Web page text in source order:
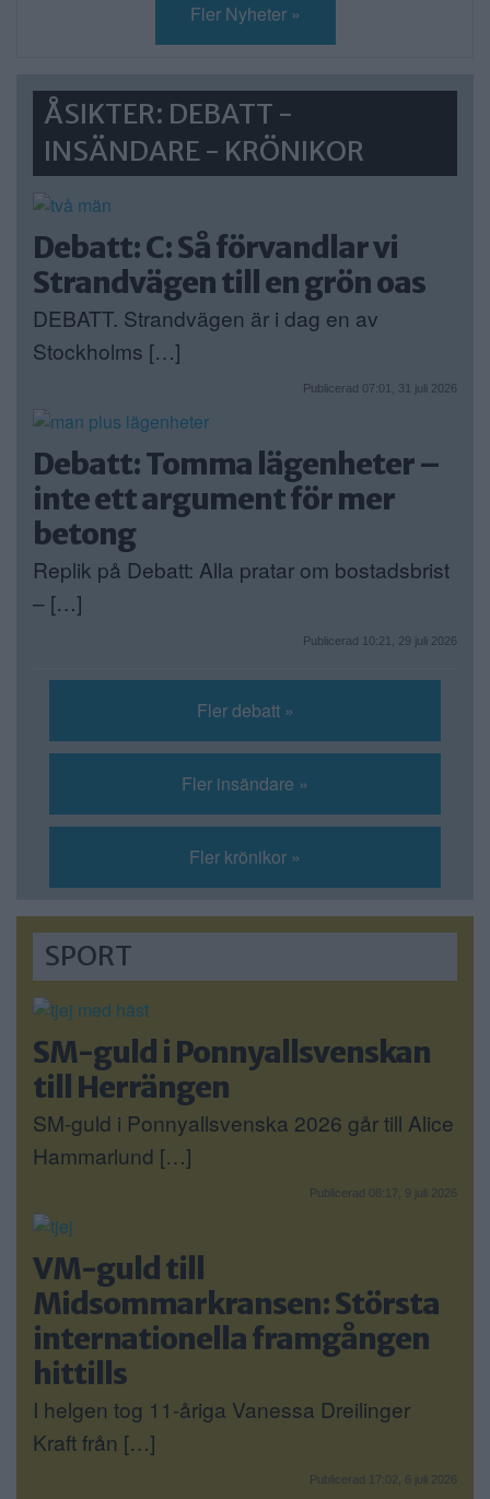
Fler Nyheter »
ÅSIKTER: DEBATT -
INSÄNDARE - KRÖNIKOR
Debatt: C: Så förvandlar vi
Strandvägen till en grön oas
DEBATT. Strandvägen är i dag en av
Stockholms […]
Publicerad 07:01, 31 juli 2026
Debatt: Tomma lägenheter –
inte ett argument för mer
betong
Replik på Debatt: Alla pratar om bostadsbrist
– […]
Publicerad 10:21, 29 juli 2026
Fler debatt »
Fler insändare »
Fler krönikor »
SPORT
SM-guld i Ponnyallsvenskan
till Herrängen
SM-guld i Ponnyallsvenska 2026 går till Alice
Hammarlund […]
Publicerad 08:17, 9 juli 2026
VM-guld till
Midsommarkransen: Största
internationella framgången
hittills
I helgen tog 11-åriga Vanessa Dreilinger
Kraft från […]
Publicerad 17:02, 6 juli 2026